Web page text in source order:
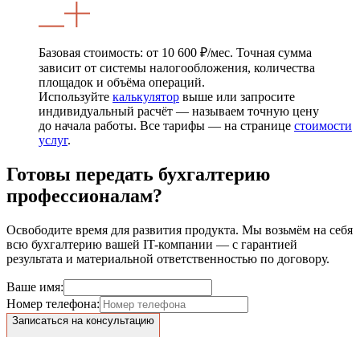
Базовая стоимость: от 10 600 ₽/мес. Точная сумма
зависит от системы налогообложения, количества
площадок и объёма операций.
Используйте калькулятор выше или запросите
индивидуальный расчёт — называем точную цену
до начала работы. Все тарифы — на странице стоимости
услуг.
Готовы передать бухгалтерию
профессионалам?
Освободите время для развития продукта. Мы возьмём на себя
всю бухгалтерию вашей IT-компании — с гарантией
результата и материальной ответственностью по договору.
Ваше имя:
Номер телефона:
Записаться на консультацию